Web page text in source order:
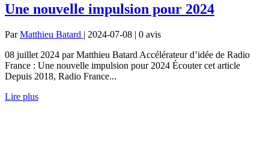
Une nouvelle impulsion pour 2024
ParMatthieu Batard | 2024-07-08 | 0 avis
08 juillet 2024 par Matthieu Batard Accélérateur d’idée de Radio
France : Une nouvelle impulsion pour 2024 Écouter cet article
Depuis 2018, Radio France...
Lire plus